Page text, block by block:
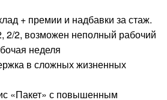
+ премии и надбавки за стаж.
2/2, возможен неполный рабочий
неделя
в сложных жизненных
«Пакет» с повышенным